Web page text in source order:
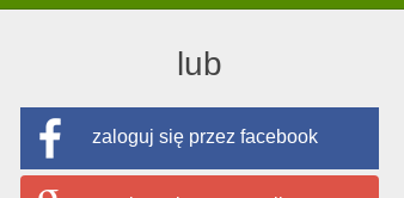
lub
zaloguj się przez facebook